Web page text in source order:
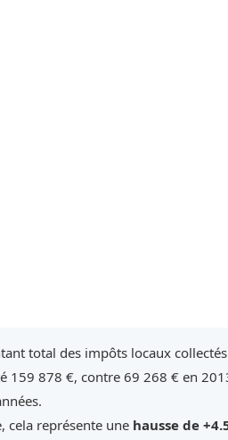
total des impôts locaux
159 878 €, contre 69 268 € en
cela représente une hausse de